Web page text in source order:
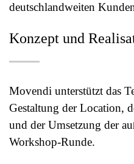
deutschlandweiten
Konzept und
Movendi unterstützt das
Gestaltung der Location,
und der Umsetzung der
Workshop-Runde.